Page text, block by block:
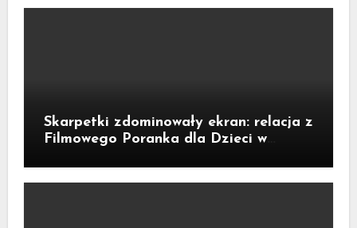
Skarpetki zdominowały ekran: relacja z
Filmowego Poranka dla Dzieci w